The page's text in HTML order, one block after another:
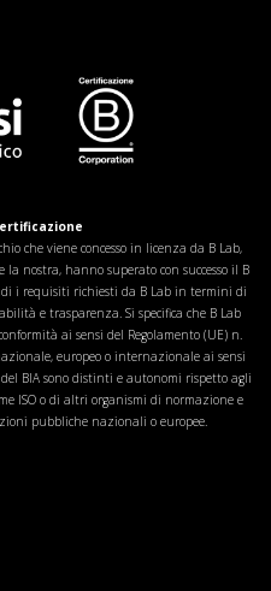
che viene concesso in licenza da B Lab,
nostra, hanno superato con successo il B
i requisiti richiesti da B Lab in termini di
e trasparenza. Si specifica che B Lab
ai sensi del Regolamento (UE) n.
europeo o internazionale ai sensi
BIA sono distinti e autonomi rispetto agli
ISO o di altri organismi di normazione e
pubbliche nazionali o europee.